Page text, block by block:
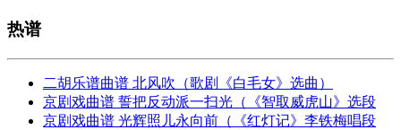
热谱
二胡乐谱曲谱 北风吹（歌剧《白毛女》选曲）
京剧戏曲谱 誓把反动派一扫光（《智取威虎山》选段
京剧戏曲谱 光辉照儿永向前（《红灯记》李铁梅唱段